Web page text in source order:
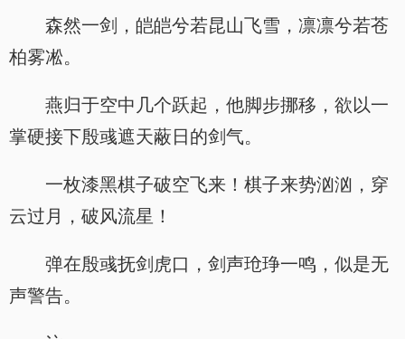
森然一剑，皑皑兮若昆山飞雪，凛凛兮若苍
柏雾凇。
燕归于空中几个跃起，他脚步挪移，欲以一
掌硬接下殷彧遮天蔽日的剑气。
一枚漆黑棋子破空飞来！棋子来势汹汹，穿
云过月，破风流星！
弹在殷彧抚剑虎口，剑声玱琤一鸣，似是无
声警告。